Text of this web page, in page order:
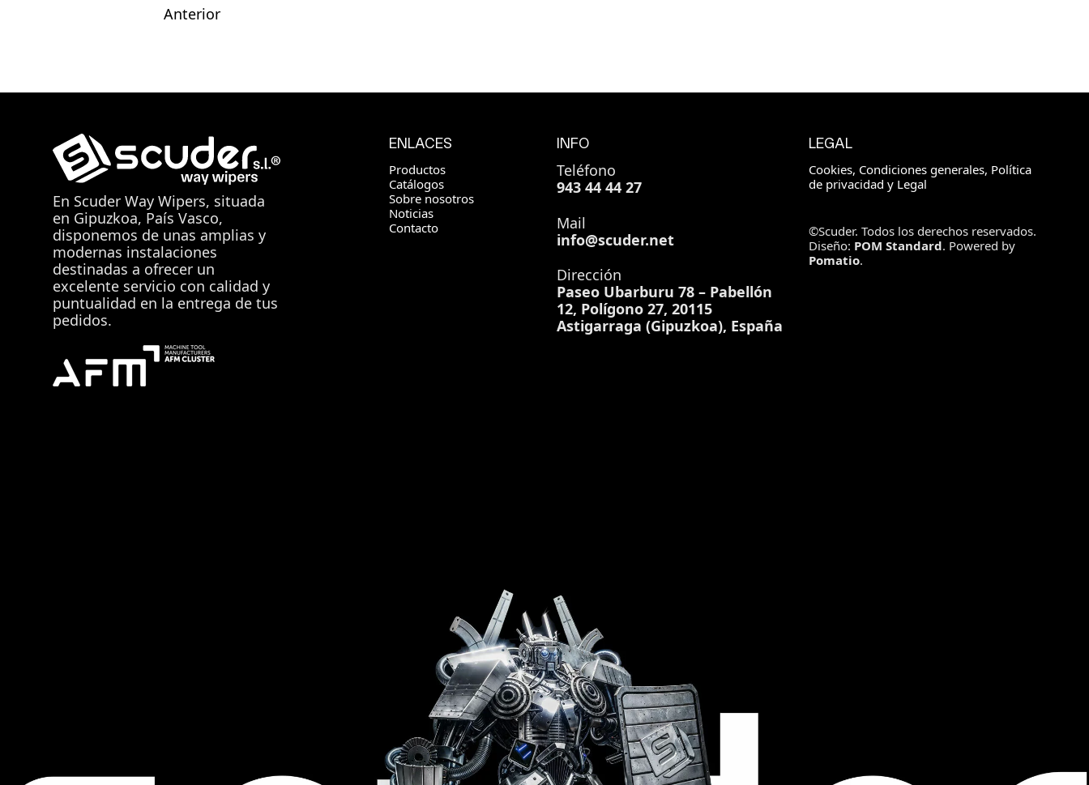
Anterior
En Scuder Way Wipers, situada
en Gipuzkoa, País Vasco,
disponemos de unas amplias y
modernas instalaciones
destinadas a ofrecer un
excelente servicio con calidad y
puntualidad en la entrega de tus
pedidos.
ENLACES
Productos
Catálogos
Sobre nosotros
Noticias
Contacto
INFO
Teléfono
943 44 44 27
Mail
info@scuder.net
Dirección
Paseo Ubarburu 78 – Pabellón
12, Polígono 27, 20115
Astigarraga (Gipuzkoa), España
LEGAL
Cookies, Condiciones generales, Política
de privacidad y Legal
©Scuder. Todos los derechos reservados.
Diseño: POM Standard. Powered by
Pomatio.